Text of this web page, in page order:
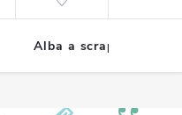
Alba a scrapbooking